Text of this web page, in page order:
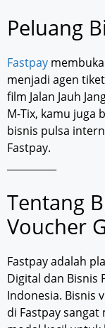
Peluang
Fastpay
menjadi agen
film Jalan Jauh
M-Tix, kamu juga
bisnis pulsa
Fastpay.
Tentang
Voucher
Fastpay adalah
Digital dan Bisnis
Indonesia. Bisnis
di Fastpay